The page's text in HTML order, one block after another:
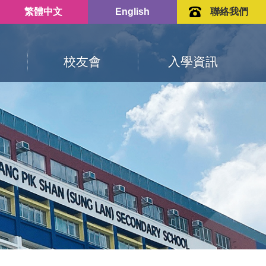
聯絡我們
English
繁體中文
校友會 入學資訊